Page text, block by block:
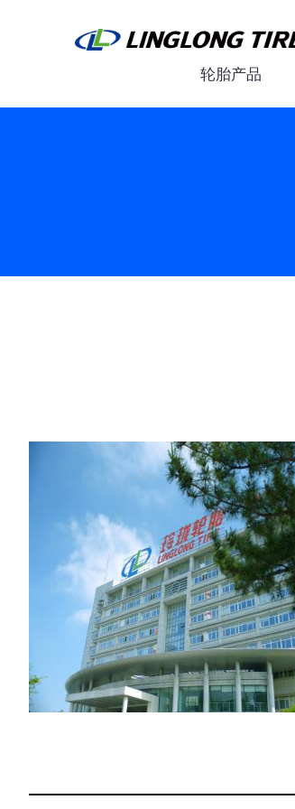
轮胎产品